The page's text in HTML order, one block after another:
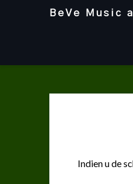
BeVe Music
Indien u de